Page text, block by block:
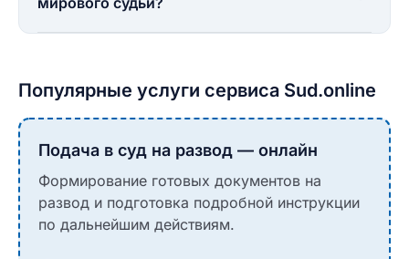
Популярные услуги сервиса Sud.online
Подача в суд на развод — онлайн
Формирование готовых документов на
развод и подготовка подробной инструкции
по дальнейшим действиям.